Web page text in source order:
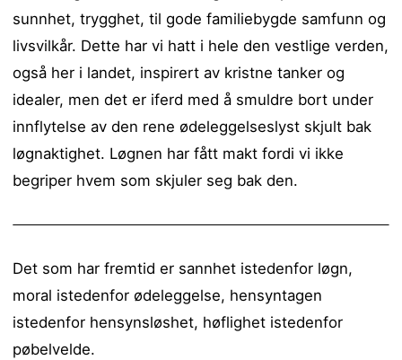
sunnhet, trygghet, til gode familiebygde samfunn og
livsvilkår. Dette har vi hatt i hele den vestlige verden,
også her i landet, inspirert av kristne tanker og
idealer, men det er iferd med å smuldre bort under
innflytelse av den rene ødeleggelseslyst skjult bak
løgnaktighet. Løgnen har fått makt fordi vi ikke
begriper hvem som skjuler seg bak den.
Det som har fremtid er sannhet istedenfor løgn,
moral istedenfor ødeleggelse, hensyntagen
istedenfor hensynsløshet, høflighet istedenfor
pøbelvelde.